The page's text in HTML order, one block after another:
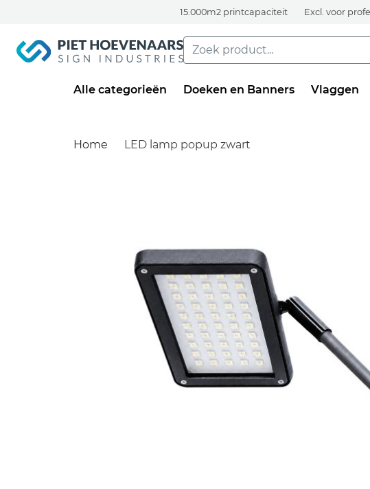
15.000m2 printcapaciteit Excl. voor
Alle categorieën Doeken en Banners Vlaggen
Home LED lamp popup zwart